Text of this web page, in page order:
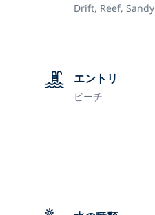
Drift, Reef,
エントリ
ビーチ